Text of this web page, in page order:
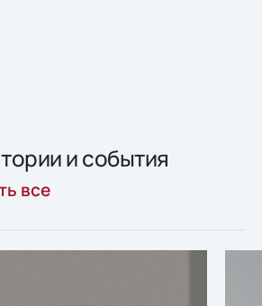
и события
все